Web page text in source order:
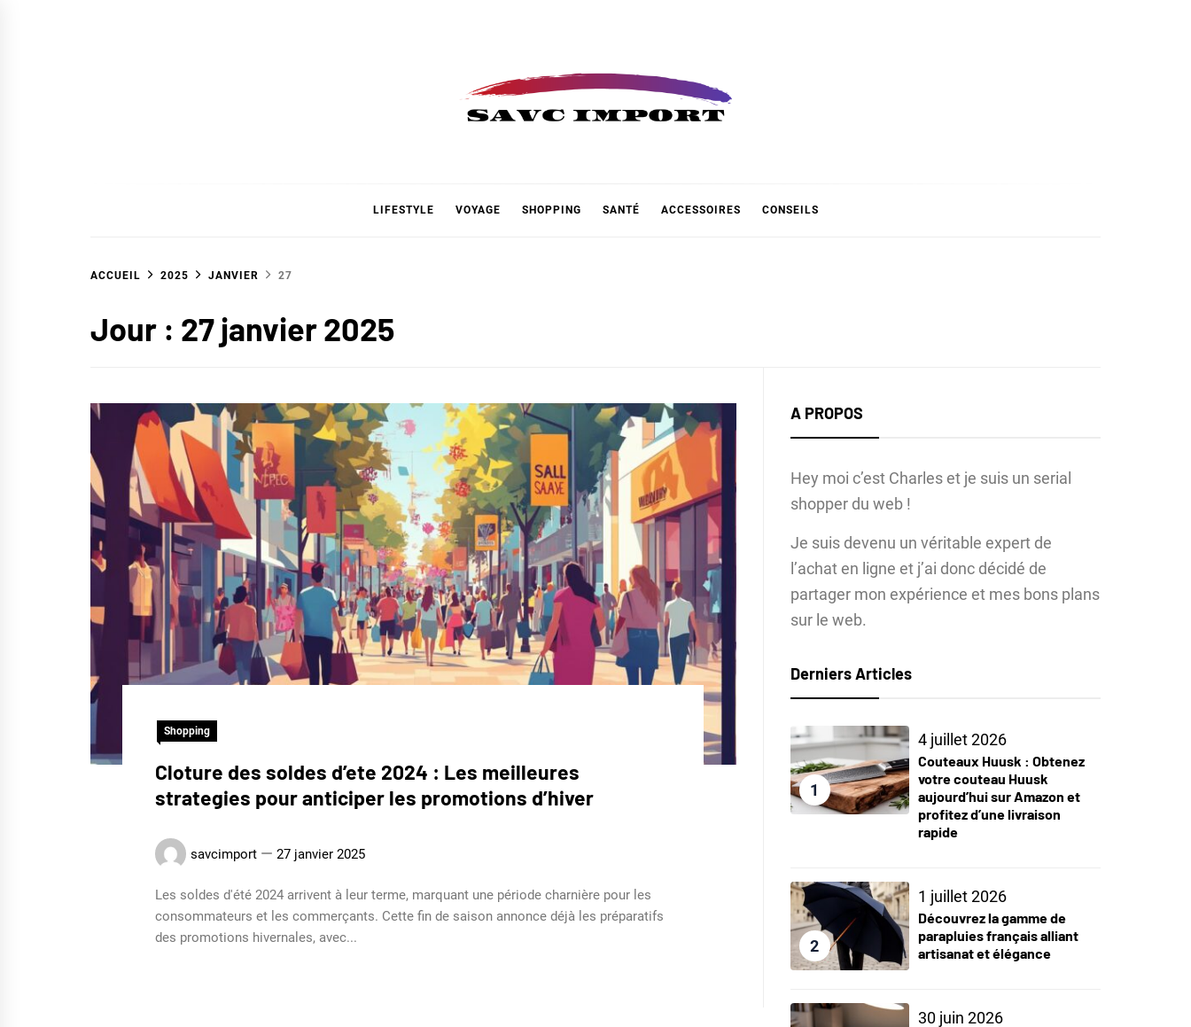
SAVC IMPORT
LIFESTYLE VOYAGE SHOPPING SANTÉ ACCESSOIRES CONSEILS
ACCUEIL 2025 JANVIER 27
Jour : 27 janvier 2025
Shopping
Cloture des soldes d’ete 2024 : Les meilleures
strategies pour anticiper les promotions d’hiver
savcimport 27 janvier 2025
Les soldes d'été 2024 arrivent à leur terme, marquant une période charnière pour les
consommateurs et les commerçants. Cette fin de saison annonce déjà les préparatifs
des promotions hivernales, avec...
A PROPOS
Hey moi c’est Charles et je suis un serial
shopper du web !
Je suis devenu un véritable expert de
l’achat en ligne et j’ai donc décidé de
partager mon expérience et mes bons plans
sur le web.
Derniers Articles
1
4 juillet 2026
Couteaux Huusk : Obtenez
votre couteau Huusk
aujourd’hui sur Amazon et
profitez d’une livraison
rapide
2
1 juillet 2026
Découvrez la gamme de
parapluies français alliant
artisanat et élégance
30 juin 2026